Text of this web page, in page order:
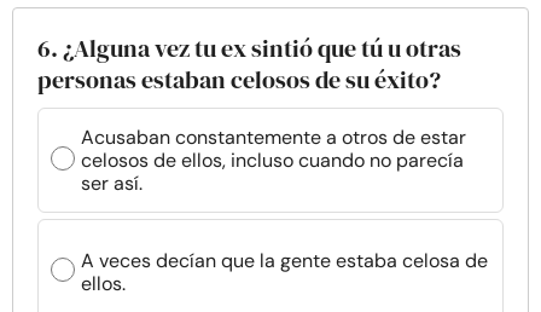
6. ¿Alguna vez tu ex sintió que tú u otras
personas estaban celosos de su éxito?
Acusaban constantemente a otros de estar
celosos de ellos, incluso cuando no parecía
ser así.
A veces decían que la gente estaba celosa de
ellos.